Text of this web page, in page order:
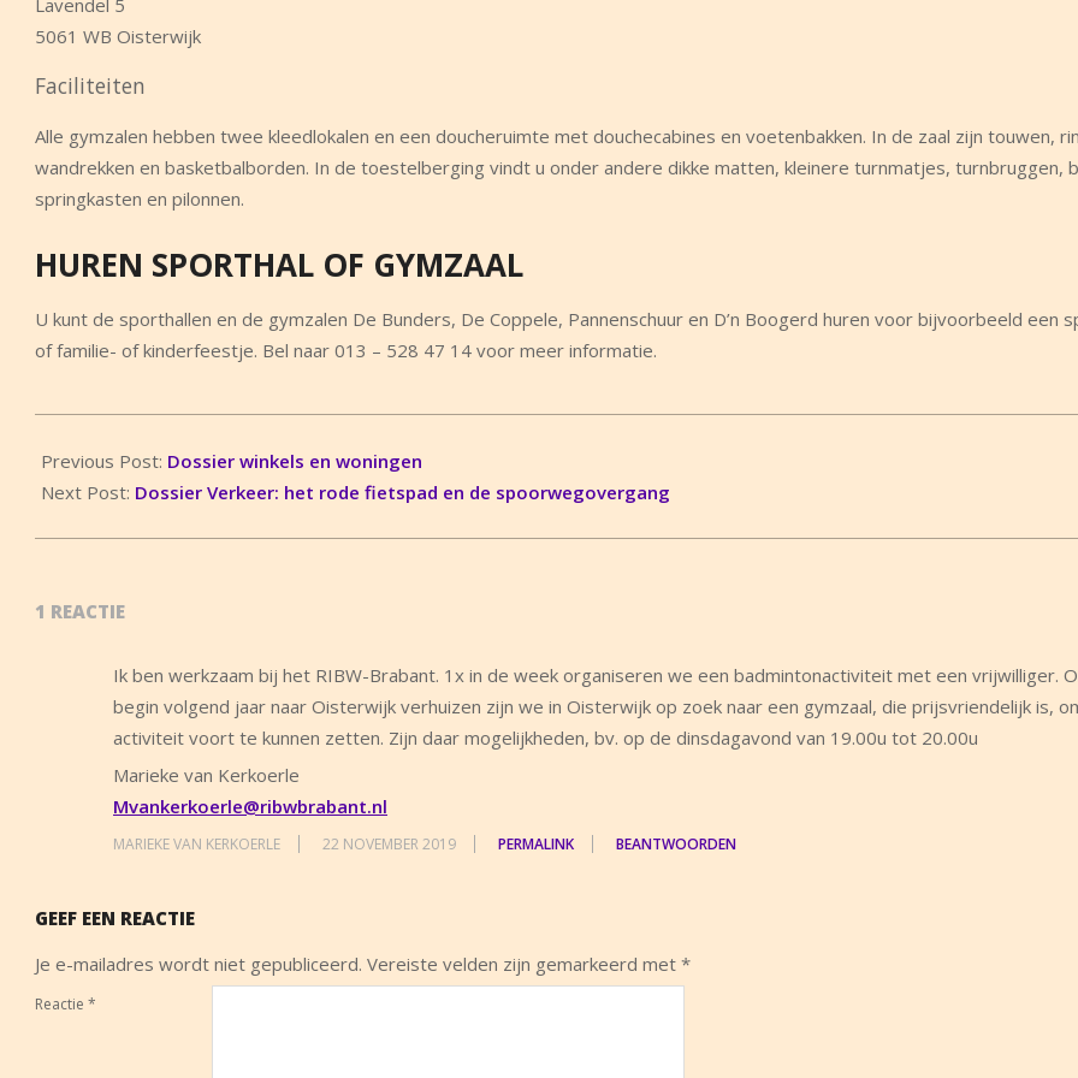
Lavendel 5
5061 WB Oisterwijk
Faciliteiten
Alle gymzalen hebben twee kleedlokalen en een doucheruimte met douchecabines en voetenbakken. In de zaal zijn touwen,
wandrekken en basketbalborden. In de toestelberging vindt u onder andere dikke matten, kleinere turnmatjes, turnbruggen,
springkasten en pilonnen.
HUREN SPORTHAL OF GYMZAAL
U kunt de sporthallen en de gymzalen De Bunders, De Coppele, Pannenschuur en D’n Boogerd huren voor bijvoorbeeld een
of familie- of kinderfeestje. Bel naar 013 – 528 47 14 voor meer informatie.
03-
09
Previous Post: Dossier winkels en woningen
Next Post: Dossier Verkeer: het rode fietspad en de spoorwegovergang
1 REACTIE
Ik ben werkzaam bij het RIBW-Brabant. 1x in de week organiseren we een badmintonactiviteit met een vrijwilliger.
begin volgend jaar naar Oisterwijk verhuizen zijn we in Oisterwijk op zoek naar een gymzaal, die prijsvriendelijk is,
activiteit voort te kunnen zetten. Zijn daar mogelijkheden, bv. op de dinsdagavond van 19.00u tot 20.00u
Marieke van Kerkoerle
Mvankerkoerle@ribwbrabant.nl
MARIEKE VAN KERKOERLE 22 NOVEMBER 2019 PERMALINK BEANTWOORDEN
GEEF EEN REACTIE
Je e-mailadres wordt niet gepubliceerd. Vereiste velden zijn gemarkeerd met *
Reactie *